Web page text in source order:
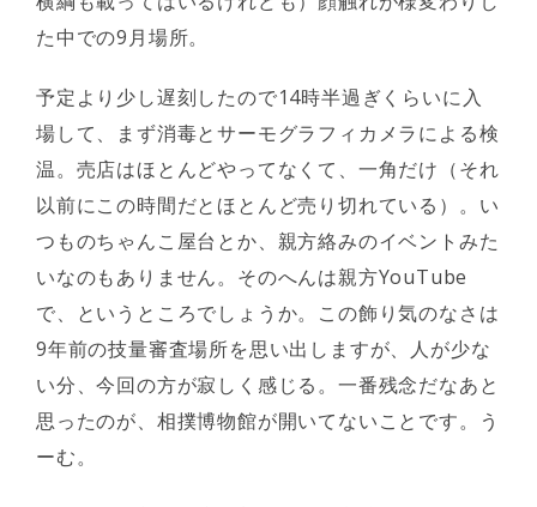
た中での9月場所。
予定より少し遅刻したので14時半過ぎくらいに入
場して、まず消毒とサーモグラフィカメラによる検
温。売店はほとんどやってなくて、一角だけ（それ
以前にこの時間だとほとんど売り切れている）。い
つものちゃんこ屋台とか、親方絡みのイベントみた
いなのもありません。そのへんは親方YouTube
で、というところでしょうか。この飾り気のなさは
9年前の技量審査場所を思い出しますが、人が少な
い分、今回の方が寂しく感じる。一番残念だなあと
思ったのが、相撲博物館が開いてないことです。う
ーむ。